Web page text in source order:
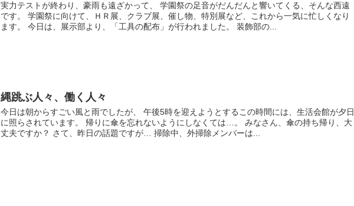
実力テストが終わり、豪雨も遠ざかって、 学園祭の足音がだんだんと響いてくる、そんな西遠
です。 学園祭に向けて、ＨＲ展、クラブ展、催し物、特別展など、これから一気に忙しくなり
ます。 今日は、展示部より、「工具の配布」が行われました。 装飾部の...
縄跳ぶ人々、働く人々
今日は朝からすごい風と雨でしたが、 午後5時を迎えようとするこの時間には、生活会館が夕日
に照らされています。 帰りに傘を忘れないようにしなくては…。 みなさん、傘の持ち帰り、大
丈夫ですか？ さて、昨日の話題ですが… 掃除中、外掃除メンバーは...